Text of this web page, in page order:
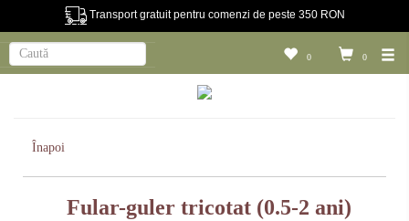
Transport gratuit pentru comenzi de peste 350 RON
0
0
Înapoi
Fular-guler tricotat (0.5-2 ani)